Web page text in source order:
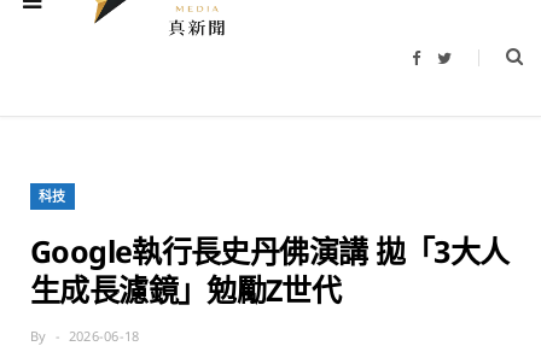
F
b
T
t
科技
Google執行長史丹佛演講 拋「3大人
生成長濾鏡」勉勵Z世代
By 2026-06-18